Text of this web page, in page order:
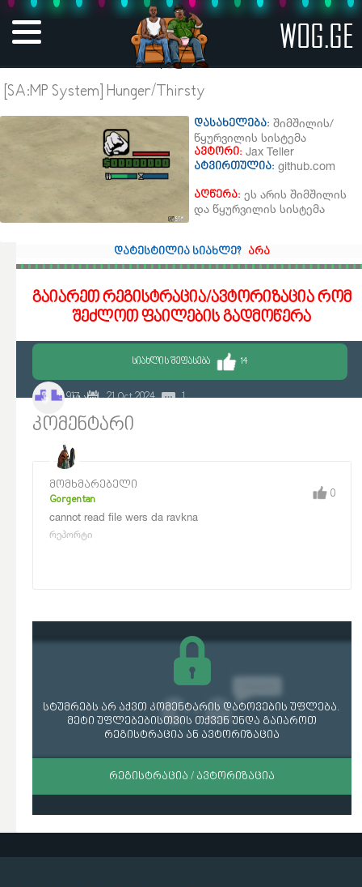
WOG.GE
[SA:MP System] Hunger/Thirsty
დასახელება: შიმშილის/
წყურვილის სისტემა
ავტორი: Jax Teller
ატვირთულია: github.com
აღწერა: ეს არის შიმშილის
და წყურვილის სისტემა
დატესტილია სიახლე? არა
გაიარეთ რეგისტრაცია/ავტორიზაცია რომ
შეძლოთ ფაილების გადმოწერა
ᲡᲘᲐᲮᲚᲘᲡ ᲨᲔᲤᲐᲡᲔᲑᲐ 14
JAX
5 917 21 Oct 2024 1
კომენტარი
მომხმარებელი
Gorgentan
cannot read file wers da ravkna
რეპორტი
0
სტუმრებს არ აქვთ კომენტარის დატოვების უფლება.
მეტი უფლებებისთვის თქვენ უნდა გაიაროთ
რეგისტრაცია ან ავტორიზაცია
ᲠᲔᲒᲘᲡᲢᲠᲐᲪᲘᲐ / ᲐᲕᲢᲝᲠᲘᲖᲐᲪᲘᲐ